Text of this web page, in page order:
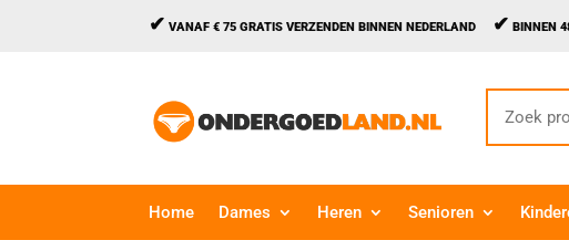
✔ VANAF € 75 GRATIS VERZENDEN BINNEN NEDERLAND ✔ BINNEN
Zoeken
naar:
Home Dames Heren Senioren